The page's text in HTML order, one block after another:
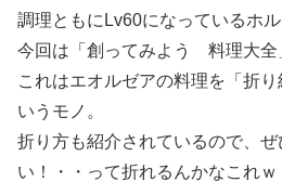
調理ともにLv60になっているホル
今回は「創ってみよう 料理大全
これはエオルゼアの料理を「折
いうモノ。
折り方も紹介されているので、
い！・・って折れるんかなこれｗ